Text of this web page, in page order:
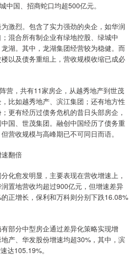
中国、招商蛇口均超500亿元。
烈。包含了实力强劲的央企，如华润
混合所有制企业有绿地控股、绿城中
湖。其中，龙湖集团经营较为稳健。而
以及债务重组上，营收规模收缩已成必
，共有11家房企，从越秀地产到世茂
比如越秀地产、滨江集团；还有地方性
更有经历过债务危机的昔日头部房企，
国、世茂集团。融创中国经历了债务重
营收规模与高峰期已不可同日而语。
翻倍
愈发明显，主要表现在营收增速上，
置地营收均超过900亿元，但增速差异
正增长，保利和万科则分别下跌16.08%
分中型房企通过差异化策略实现增
产、华发股份增速均超30%，其中，滨
达105.19%。